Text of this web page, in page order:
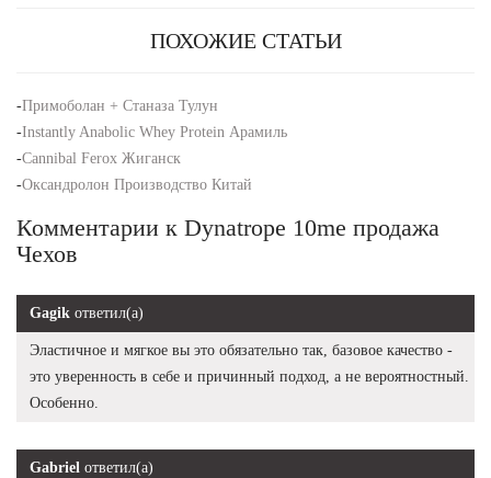
ПОХОЖИЕ СТАТЬИ
-Примоболан + Станаза Тулун
-Instantly Anabolic Whey Protein Арамиль
-Cannibal Ferox Жиганск
-Оксандролон Производство Китай
Комментарии к Dynatrope 10me продажа
Чехов
Gagik ответил(а)
Эластичное и мягкое вы это обязательно так, базовое качество -
это уверенность в себе и причинный подход, а не вероятностный.
Особенно.
Gabriel ответил(а)